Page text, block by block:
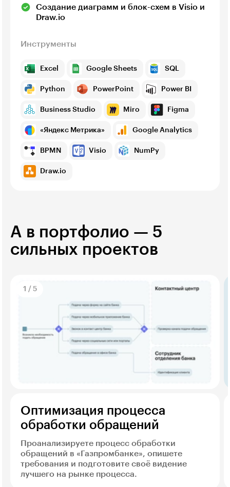
Создание диаграмм и блок-схем в Visio и
Draw.io
Инструменты
Excel Google Sheets SQL
Python PowerPoint Power BI
Business Studio Miro Figma
«Яндекс Метрика» Google Analytics
BPMN Visio NumPy
Draw.io
А в портфолио — 5
сильных проектов
1 / 5
Оптимизация процесса
обработки обращений
Проанализируете процесс обработки
обращений в «Газпромбанке», опишете
требования и подготовите своё видение
лучшего на рынке процесса.